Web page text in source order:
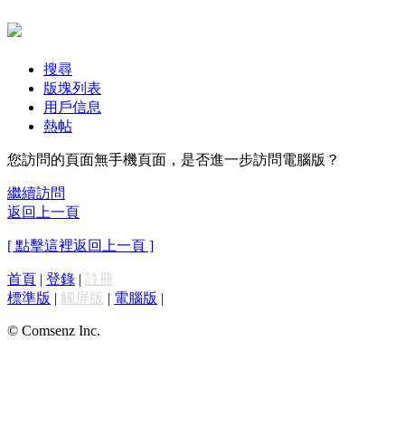
搜尋
版塊列表
用戶信息
熱帖
您訪問的頁面無手機頁面，是否進一步訪問電腦版？
繼續訪問
返回上一頁
[ 點擊這裡返回上一頁 ]
首頁 | 登錄 | 註冊
標準版 | 觸屏版 | 電腦版 |
© Comsenz Inc.